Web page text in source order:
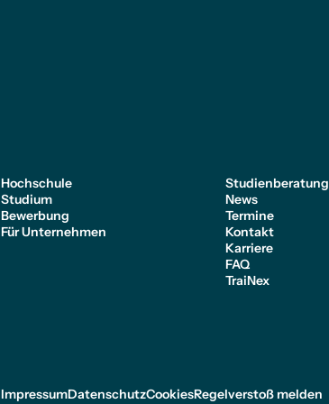
Hochschule
Studium
Bewerbung
Für Unternehmen
Studienberatung
News
Termine
Kontakt
Karriere
FAQ
TraiNex
ImpressumDatenschutzCookiesRegelverstoß melden